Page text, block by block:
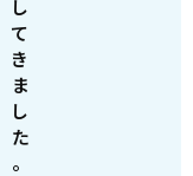
し
て
き
ま
し
た
。